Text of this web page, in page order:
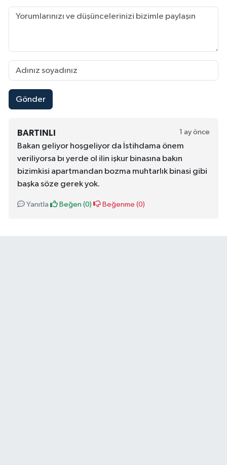
Gönder
BARTINLI 1 ay önce
Bakan geliyor hoşgeliyor da İstihdama önem
veriliyorsa bı yerde ol ilin işkur binasına bakın
bizimkisi apartmandan bozma muhtarlık binasi gibi
başka söze gerek yok.
Yanıtla Beğen (0) Beğenme (0)